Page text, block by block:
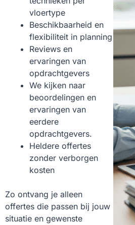
vloertype
Beschikbaarheid en
flexibiliteit in planning
Reviews en
ervaringen van
opdrachtgevers
We kijken naar
beoordelingen en
ervaringen van
eerdere
opdrachtgevers.
Heldere offertes
zonder verborgen
kosten
Zo ontvang je alleen
offertes die passen bij jouw
situatie en gewenste